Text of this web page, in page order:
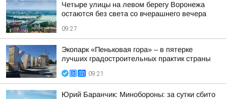
Четыре улицы на левом берегу Воронежа
остаются без света со вчерашнего вечера
09:27
Экопарк «Пеньковая гора» – в пятерке
лучших градостроительных практик страны
09:21
Юрий Баранчик: Минобороны: за сутки сбито